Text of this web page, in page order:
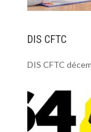
DIS CFTC
DIS CFTC